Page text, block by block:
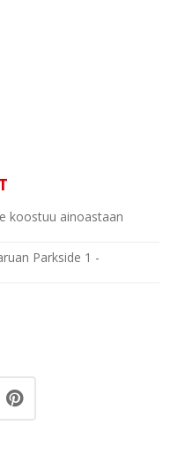
koostuu ainoastaan
Parkside 1 -